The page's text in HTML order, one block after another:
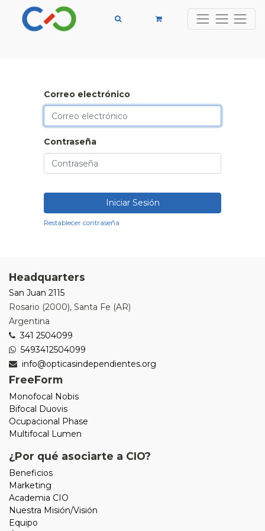
Correo electrónico
Contraseña
Iniciar Sesión
Restablecer contraseña
Headquarters
San Juan 2115
Rosario (2000), Santa Fe (AR)
Argentina
341 2504099
5493412504099
info@opticasindependientes.org
FreeForm
Monofocal Nobis
Bifocal Duovis
Ocupacional Phase
Multifocal Lumen
¿Por qué asociarte a CIO?
Beneficios
Marketing
Academia CIO
Nuestra Misión/Visión
Equipo